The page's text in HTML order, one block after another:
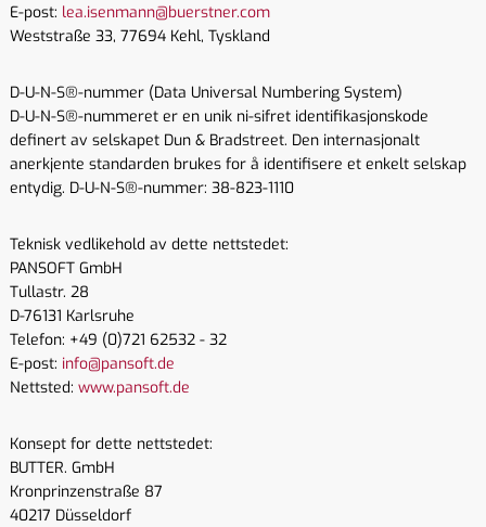
E-post: lea.isenmann@buerstner.com
Weststraße 33, 77694 Kehl, Tyskland
D-U-N-S®-nummer (Data Universal Numbering System)
D-U-N-S®-nummeret er en unik ni-sifret identifikasjonskode
definert av selskapet Dun & Bradstreet. Den internasjonalt
anerkjente standarden brukes for å identifisere et enkelt selskap
entydig. D-U-N-S®-nummer: 38-823-1110
Teknisk vedlikehold av dette nettstedet:
PANSOFT GmbH
Tullastr. 28
D-76131 Karlsruhe
Telefon: +49 (0)721 62532 - 32
E-post: info@pansoft.de
Nettsted: www.pansoft.de
Konsept for dette nettstedet:
BUTTER. GmbH
Kronprinzenstraße 87
40217 Düsseldorf